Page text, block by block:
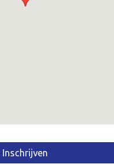
Inschrijven